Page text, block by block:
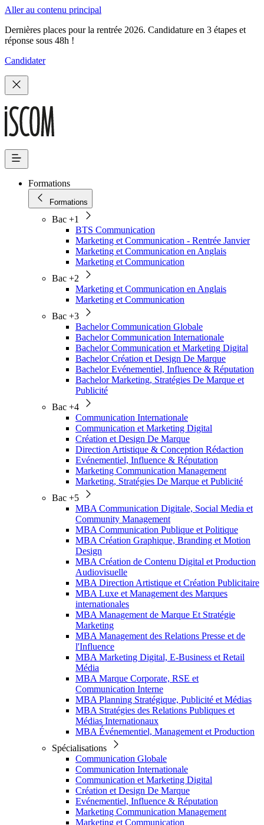
Aller au contenu principal
Dernières places pour la rentrée 2026. Candidature en 3 étapes et
réponse sous 48h !
Candidater
Formations
Formations
Bac +1
BTS Communication
Marketing et Communication - Rentrée Janvier
Marketing et Communication en Anglais
Marketing et Communication
Bac +2
Marketing et Communication en Anglais
Marketing et Communication
Bac +3
Bachelor Communication Globale
Bachelor Communication Internationale
Bachelor Communication et Marketing Digital
Bachelor Création et Design De Marque
Bachelor Evénementiel, Influence & Réputation
Bachelor Marketing, Stratégies De Marque et
Publicité
Bac +4
Communication Internationale
Communication et Marketing Digital
Création et Design De Marque
Direction Artistique & Conception Rédaction
Evénementiel, Influence & Réputation
Marketing Communication Management
Marketing, Stratégies De Marque et Publicité
Bac +5
MBA Communication Digitale, Social Media et
Community Management
MBA Communication Publique et Politique
MBA Création Graphique, Branding et Motion
Design
MBA Création de Contenu Digital et Production
Audiovisuelle
MBA Direction Artistique et Création Publicitaire
MBA Luxe et Management des Marques
internationales
MBA Management de Marque Et Stratégie
Marketing
MBA Management des Relations Presse et de
l'Influence
MBA Marketing Digital, E-Business et Retail
Média
MBA Marque Corporate, RSE et
Communication Interne
MBA Planning Stratégique, Publicité et Médias
MBA Stratégies des Relations Publiques et
Médias Internationaux
MBA Événementiel, Management et Production
Spécialisations
Communication Globale
Communication Internationale
Communication et Marketing Digital
Création et Design De Marque
Evénementiel, Influence & Réputation
Marketing Communication Management
Marketing et Communication